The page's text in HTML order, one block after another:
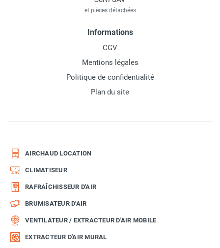
et pièces détachées
Informations
CGV
Mentions légales
Politique de confidentialité
Plan du site
AIRCHAUD LOCATION
CLIMATISEUR
RAFRAÎCHISSEUR D'AIR
BRUMISATEUR D'AIR
VENTILATEUR / EXTRACTEUR D'AIR MOBILE
EXTRACTEUR D'AIR MURAL